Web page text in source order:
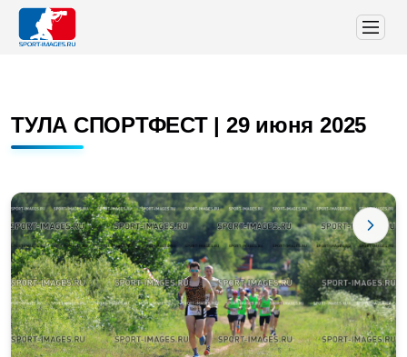
ТУЛА СПОРТФЕСТ | 29 июня 2025